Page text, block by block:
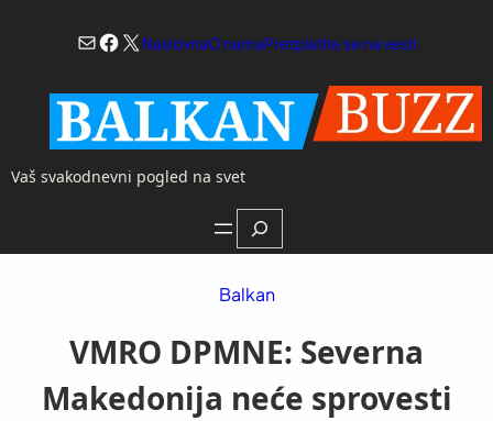
Mail
Facebook
X NaslovnaO namaPretplatite se na vesti
Vaš svakodnevni pogled na svet
Search
Balkan
VMRO DPMNE: Severna
Makedonija neće sprovesti